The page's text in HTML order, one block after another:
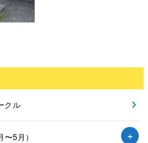
クル
5月）